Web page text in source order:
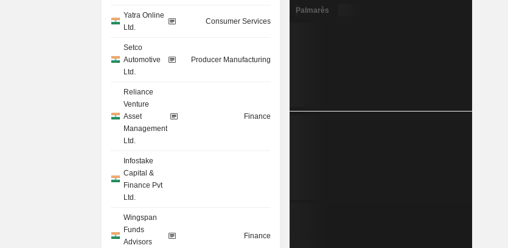
Yatra Online
Ltd.
Consumer Services
Setco
Automotive
Ltd.
Producer Manufacturing
Reliance
Venture
Asset
Management
Ltd.
Finance
Infostake
Capital &
Finance Pvt
Ltd.
Wingspan
Funds
Advisors
Finance
Palmarès